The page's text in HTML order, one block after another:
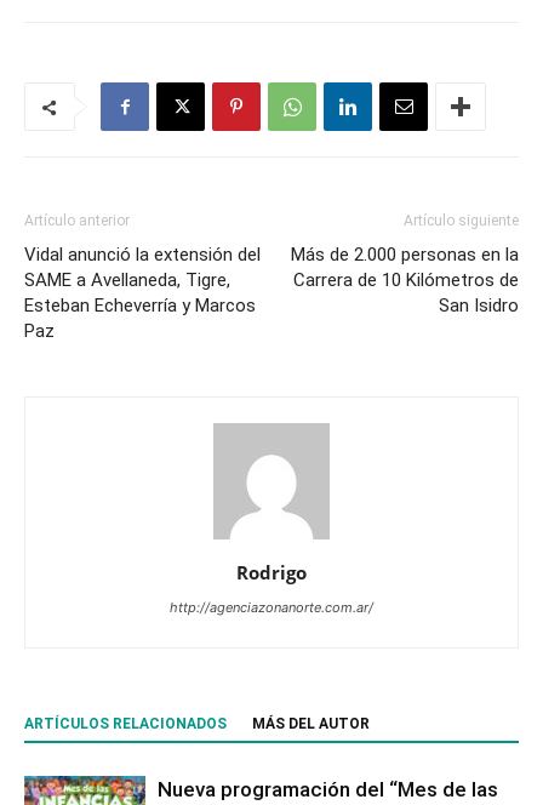
Artículo anterior
Vidal anunció la extensión del
SAME a Avellaneda, Tigre,
Esteban Echeverría y Marcos
Paz
Artículo siguiente
Más de 2.000 personas en la
Carrera de 10 Kilómetros de
San Isidro
Rodrigo
http://agenciazonanorte.com.ar/
ARTÍCULOS RELACIONADOS MÁS DEL AUTOR
Nueva programación del “Mes de las